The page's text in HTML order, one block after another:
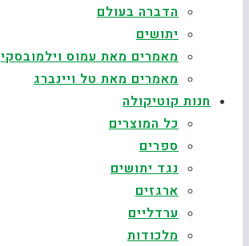
הדברה בעולם
יתושים
מאמרים מאת עמוס וילמובסקי
מאמרים מאת טל ויינברג
חנות קוטיקולה
כל המוצרים
ספרים
נגד יתושים
ארגזים
ערדליים
מלכודות